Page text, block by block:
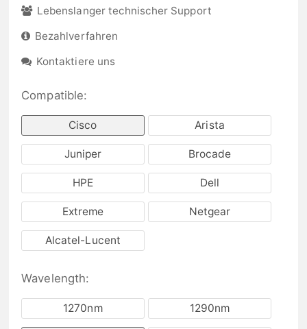
Lebenslanger technischer Support
Bezahlverfahren
Kontaktiere uns
Compatible:
Cisco Arista
Juniper Brocade
HPE Dell
Extreme Netgear
Alcatel-Lucent
Wavelength:
1270nm 1290nm